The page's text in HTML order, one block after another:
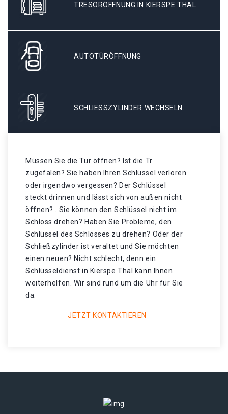
TRESORÖFFNUNG IN KIERSPE THAL
AUTOTÜRÖFFNUNG
SCHLIESSZYLINDER WECHSELN.
Müssen Sie die Tür öffnen? Ist die Tr
zugefalen? Sie haben Ihren Schlüssel verloren
oder irgendwo vergessen? Der Schlüssel
steckt drinnen und lässt sich von außen nicht
öffnen? . Sie können den Schlüssel nicht im
Schloss drehen? Haben Sie Probleme, den
Schlüssel des Schlosses zu drehen? Oder der
Schließzylinder ist veraltet und Sie möchten
einen neuen? Nicht schlecht, denn ein
Schlüsseldienst in Kierspe Thal kann Ihnen
weiterhelfen. Wir sind rund um die Uhr für Sie
da.
JETZT KONTAKTIEREN